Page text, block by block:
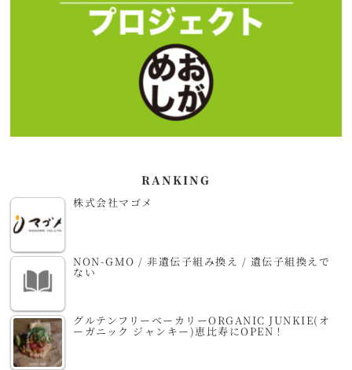
RANKING
株式会社マゴメ
NON-GMO / 非遺伝子組み換え / 遺伝子組換えで
ない
グルテンフリーベーカリーORGANIC JUNKIE(オ
ーガニック ジャンキー)恵比寿にOPEN！